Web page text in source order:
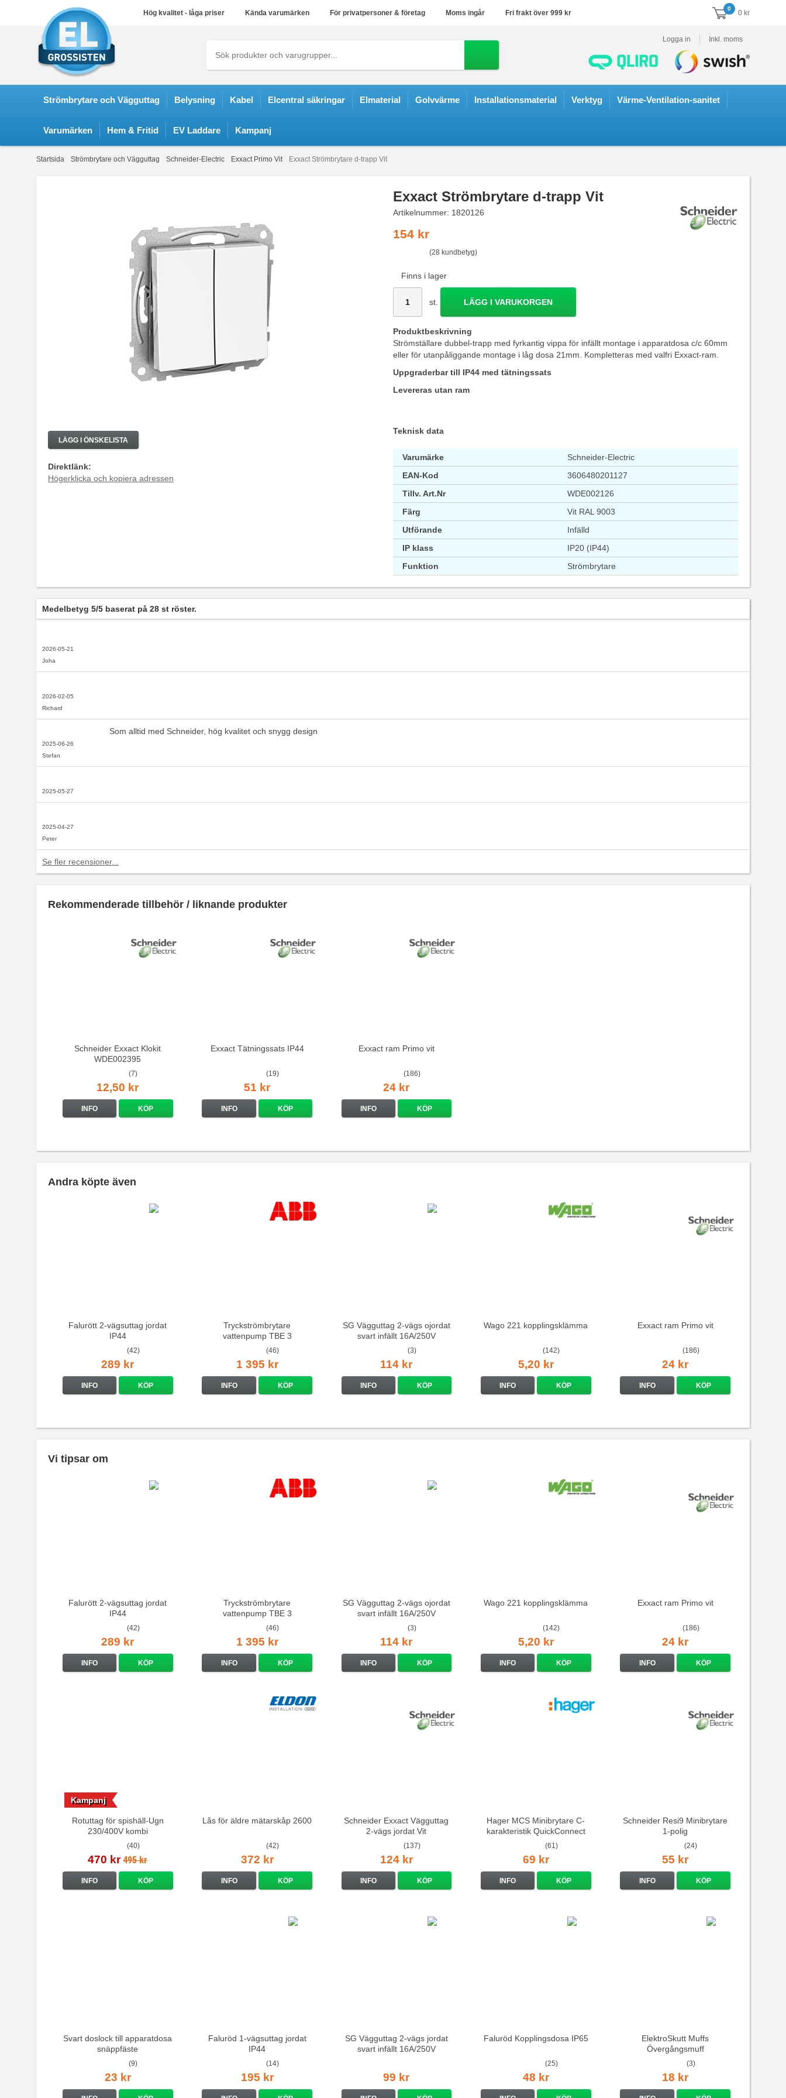
0
0 kr
Hög kvalitet - låga priser Kända varumärken För privatpersoner & företag Moms ingår Fri frakt över 999 kr
Logga in Inkl. moms
Strömbrytare och Vägguttag Belysning Kabel Elcentral säkringar Elmaterial Golvvärme Installationsmaterial Verktyg Värme-Ventilation-sanitet
Varumärken Hem & Fritid EV Laddare Kampanj
Startsida Strömbrytare och Vägguttag Schneider-Electric Exxact Primo Vit Exxact Strömbrytare d-trapp Vit
Exxact Strömbrytare d-trapp Vit
Artikelnummer: 1820126
154 kr
(28 kundbetyg)
Finns i lager
st. LÄGG I VARUKORGEN
Produktbeskrivning
Strömställare dubbel-trapp med fyrkantig vippa för infällt montage i apparatdosa c/c 60mm
eller för utanpåliggande montage i låg dosa 21mm. Kompletteras med valfri Exxact-ram.
Uppgraderbar till IP44 med tätningssats
Levereras utan ram
Teknisk data
Varumärke
Schneider-Electric
EAN-Kod
3606480201127
Tillv. Art.Nr
WDE002126
Färg
Vit RAL 9003
Utförande
Infälld
IP klass
IP20 (IP44)
Funktion
Strömbrytare
LÄGG I ÖNSKELISTA
Direktlänk:
Högerklicka och kopiera adressen
Medelbetyg 5/5 baserat på 28 st röster.
2026-05-21
Joha
2026-02-05
Richard
2025-06-26
Stefan
Som alltid med Schneider, hög kvalitet och snygg design
2025-05-27
2025-04-27
Peter
Se fler recensioner...
Rekommenderade tillbehör / liknande produkter
Schneider Exxact Klokit
WDE002395
(7)
12,50 kr
INFO KÖP
Exxact Tätningssats IP44
(19)
51 kr
INFO KÖP
Exxact ram Primo vit
(186)
24 kr
INFO KÖP
Andra köpte även
Falurött 2-vägsuttag jordat
IP44
(42)
289 kr
INFO KÖP
Tryckströmbrytare
vattenpump TBE 3
(46)
1 395 kr
INFO KÖP
SG Vägguttag 2-vägs ojordat
svart infällt 16A/250V
(3)
114 kr
INFO KÖP
Wago 221 kopplingsklämma
(142)
5,20 kr
INFO KÖP
Exxact ram Primo vit
(186)
24 kr
INFO KÖP
Vi tipsar om
Falurött 2-vägsuttag jordat
IP44
(42)
289 kr
INFO KÖP
Tryckströmbrytare
vattenpump TBE 3
(46)
1 395 kr
INFO KÖP
SG Vägguttag 2-vägs ojordat
svart infällt 16A/250V
(3)
114 kr
INFO KÖP
Wago 221 kopplingsklämma
(142)
5,20 kr
INFO KÖP
Exxact ram Primo vit
(186)
24 kr
INFO KÖP
Rotuttag för spishäll-Ugn
230/400V kombi
(40)
Kampanj
470 kr 495 kr
INFO KÖP
Lås för äldre mätarskåp 2600
(42)
372 kr
INFO KÖP
Schneider Exxact Vägguttag
2-vägs jordat Vit
standarduttag
(137)
124 kr
INFO KÖP
Hager MCS Minibrytare C-
karakteristik QuickConnect
(61)
69 kr
INFO KÖP
Schneider Resi9 Minibrytare
1-polig
(24)
55 kr
INFO KÖP
Svart doslock till apparatdosa
snäppfäste
(9)
23 kr
Faluröd 1-vägsuttag jordat
IP44
(14)
195 kr
SG Vägguttag 2-vägs jordat
svart infällt 16A/250V
99 kr
Faluröd Kopplingsdosa IP65
(25)
48 kr
ElektroSkutt Muffs
Övergångsmuff
(3)
18 kr